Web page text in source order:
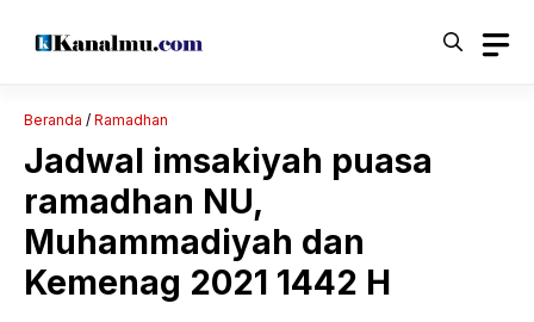
Beranda / Ramadhan
Jadwal imsakiyah puasa
ramadhan NU,
Muhammadiyah dan
Kemenag 2021 1442 H